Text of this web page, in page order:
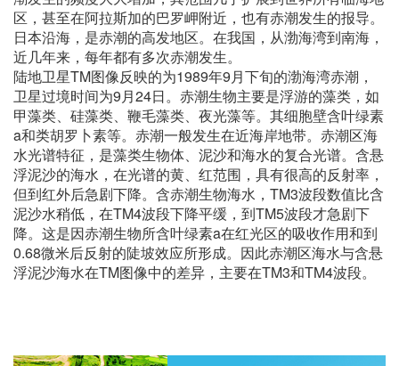
区，甚至在阿拉斯加的巴罗岬附近，也有赤潮发生的报导。
日本沿海，是赤潮的高发地区。在我国，从渤海湾到南海，
近几年来，每年都有多次赤潮发生。
陆地卫星TM图像反映的为1989年9月下旬的渤海湾赤潮，
卫星过境时间为9月24日。赤潮生物主要是浮游的藻类，如
甲藻类、硅藻类、鞭毛藻类、夜光藻等。其细胞壁含叶绿素
a和类胡罗卜素等。赤潮一般发生在近海岸地带。赤潮区海
水光谱特征，是藻类生物体、泥沙和海水的复合光谱。含悬
浮泥沙的海水，在光谱的黄、红范围，具有很高的反射率，
但到红外后急剧下降。含赤潮生物海水，TM3波段数值比含
泥沙水稍低，在TM4波段下降平缓，到TM5波段才急剧下
降。这是因赤潮生物所含叶绿素a在红光区的吸收作用和到
0.68微米后反射的陡坡效应所形成。因此赤潮区海水与含悬
浮泥沙海水在TM图像中的差异，主要在TM3和TM4波段。